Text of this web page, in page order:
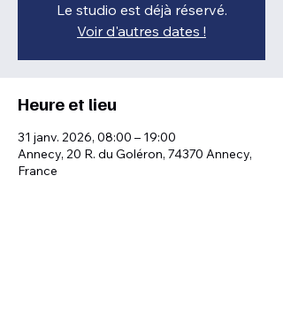
Le studio est déjà réservé.
Voir d'autres dates !
Heure et lieu
31 janv. 2026, 08:00 – 19:00
Annecy, 20 R. du Goléron, 74370 Annecy,
France